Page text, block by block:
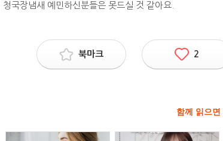
청국장냄새 예민하신분들은 못드실 것 같아요.
북마크 2
함께 읽으면